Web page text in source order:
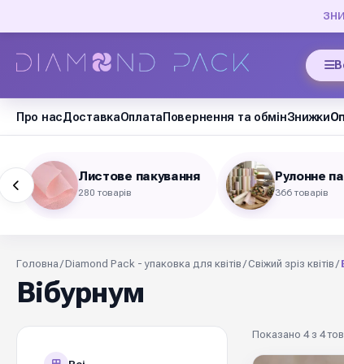
Про насДоставкаОплатаПовернення та обмінЗнижки
Листове пакування
280 товарів
Рулонне
366 товарів
Головна /Diamond Pack - упаковка для квітів /Свіжий зріз квітів /
Вібурнум
Показано 4 з 4